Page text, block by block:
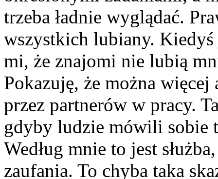
trzeba ładnie wyglądać.
wszystkich lubiany. Kiedyś
mi, że znajomi nie lubią
Pokazuję, że można
przez partnerów w pracy.
gdyby ludzie mówili sobie
Według mnie to jest
zaufania. To chyba taka